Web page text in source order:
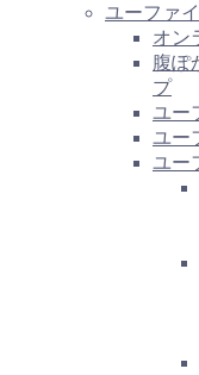
ユーファ
オン
腹ぽ
プ
ユー
ユー
ユー